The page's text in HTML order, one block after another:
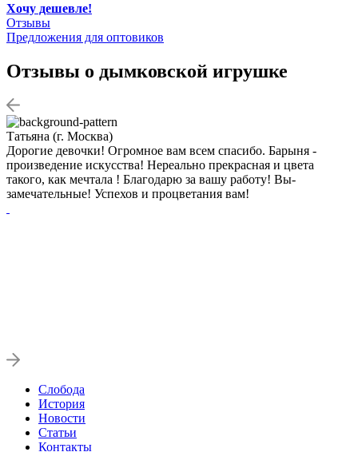
Хочу дешевле!
Отзывы
Предложения для оптовиков
Отзывы о дымковской игрушке
Татьяна (г. Москва)
Дорогие девочки! Огромное вам всем спасибо. Барыня -
произведение искусства! Нереально прекрасная и цвета
такого, как мечтала ! Благодарю за вашу работу! Вы-
замечательные! Успехов и процветания вам!
Слобода
История
Новости
Статьи
Контакты